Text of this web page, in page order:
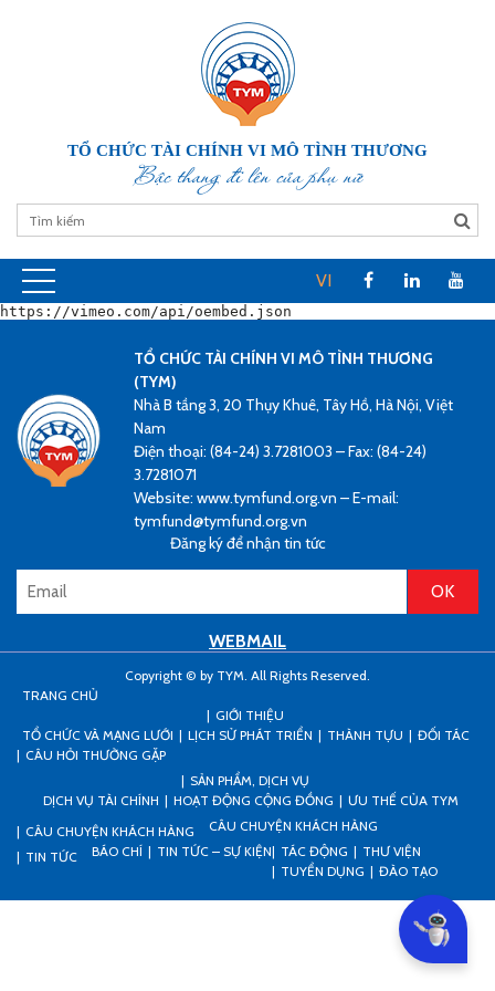
TỔ CHỨC TÀI CHÍNH VI MÔ TÌNH THƯƠNG
Bậc thang đi lên của phụ nữ
VI
https://vimeo.com/api/oembed.json
TỔ CHỨC TÀI CHÍNH VI MÔ TÌNH THƯƠNG
(TYM)
Nhà B tầng 3, 20 Thụy Khuê, Tây Hồ, Hà Nội, Việt
Nam
Điện thoại: (84-24) 3.7281003 – Fax: (84-24)
3.7281071
Website: www.tymfund.org.vn – E-mail:
tymfund@tymfund.org.vn
Đăng ký để nhận tin tức
WEBMAIL
Copyright © by TYM. All Rights Reserved.
TRANG CHỦ
GIỚI THIỆU
TỔ CHỨC VÀ MẠNG LƯỚI
LỊCH SỬ PHÁT TRIỂN THÀNH TỰU
ĐỐI TÁC
CÂU HỎI THƯỜNG GẶP
SẢN PHẨM, DỊCH VỤ
DỊCH VỤ TÀI CHÍNH
HOẠT ĐỘNG CỘNG ĐỒNG
ƯU THẾ CỦA TYM
CÂU CHUYỆN KHÁCH HÀNG
CÂU CHUYỆN KHÁCH HÀNG
TIN TỨC
BÁO CHÍ TIN TỨC – SỰ KIỆN TÁC ĐỘNG
THƯ VIỆN
TUYỂN DỤNG
ĐÀO TẠO
Can I